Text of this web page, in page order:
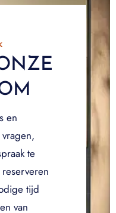
en
te
tijd
van